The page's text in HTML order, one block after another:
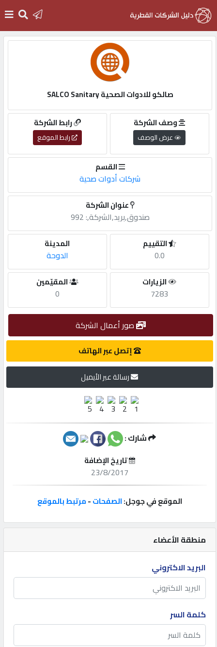
التسجيل
English
أضف
مطلوب
طلب
الاحصائيات
مميزة
إبحث
إعلانات
المنتدى
كيو
مزاد
كيو
نمبر
منطقة الأعضاء
البريد الاكتروني
كلمة السر
صالكو للادوات الصحية SALCO Sanitary
رابط الشركة
رابط الموقع
وصف الشركة
عرض الوصف
القسم
شركات أدوات صحية
عنوان الشركة
صندوق,بريد,الشركة,: 992
المدينة
الدوحة
التقييم
0.0
المقيّمين
0
الزيارات
7283
صور أعمال الشركة
إتصل عبر الهاتف
رسالة عبر الأيميل
شارك :
تاريخ الإضافة
23/8/2017
الموقع في جوجل:الصفحات-مرتبط بالموقع